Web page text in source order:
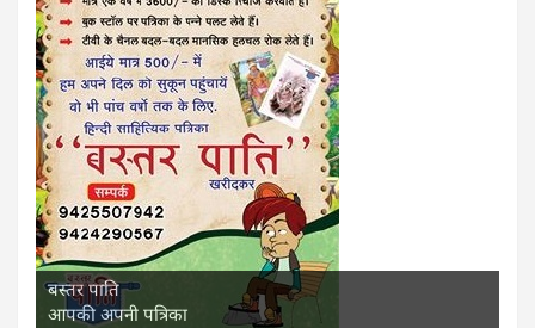
बस्तर पाति
आपकी अपनी पत्रिका